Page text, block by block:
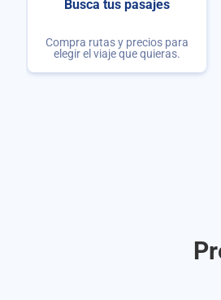
Busca tus pasajes
Compra rutas y precios para
elegir el viaje que quieras.